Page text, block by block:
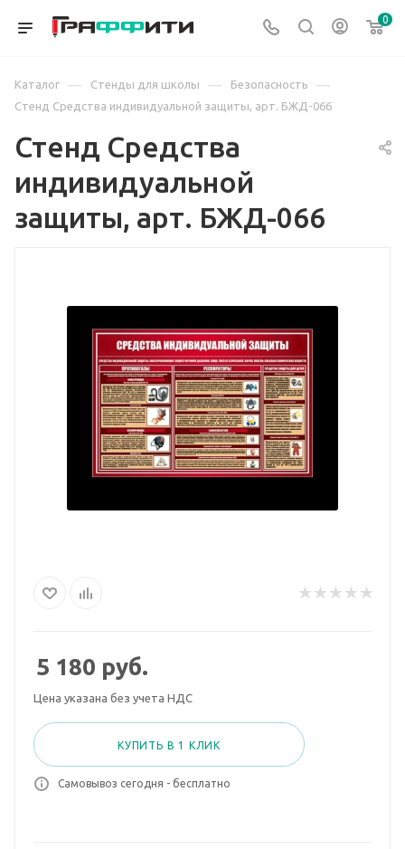
0
Каталог — Стенды для школы — Безопасность —
Стенд Средства индивидуальной защиты, арт. БЖД-066
Стенд Средства
индивидуальной
защиты, арт. БЖД-066
5 180 руб.
Цена указана без учета НДС
КУПИТЬ В 1 КЛИК
Самовывоз сегодня - бесплатно